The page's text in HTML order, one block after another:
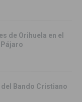
de Orihuela en el
Bando Cristiano